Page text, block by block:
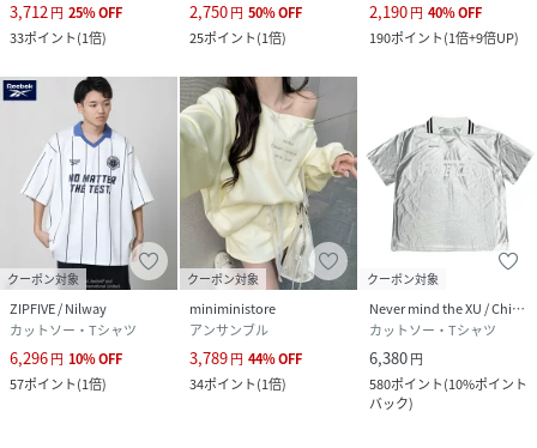
3,712円 25%OFF
33ポイント(1倍)
2,750円 50%OFF
25ポイント(1倍)
2,190円 40%OFF
190ポイント(1倍+9倍UP)
クーポン対象
ZIPFIVE / Nilway
カットソー・Tシャツ
6,296円 10%OFF
57ポイント(1倍)
クーポン対象
miniministore
アンサンブル
3,789円 44%OFF
34ポイント(1倍)
クーポン対象
Never mind the XU / Chikashitsu+
カットソー・Tシャツ
6,380円
580ポイント(10%ポイント
バック)